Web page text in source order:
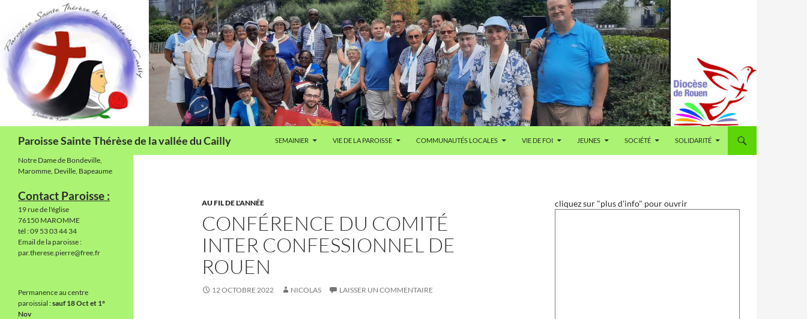
contenu
Paroisse Sainte Thérèse de la vallée du Cailly SEMAINIER VIE DE LA PAROISSE COMMUNAUTÉS LOCALES VIE DE FOI JEUNES SOCIÉTÉ SOLIDARITÉ
AU FIL DE L'ANNÉE
CONFÉRENCE DU COMITÉ
INTER CONFESSIONNEL DE
ROUEN
12 OCTOBRE 2022 NICOLAS LAISSER UN COMMENTAIRE
cliquez sur "plus d'info" pour ouvrir
Notre Dame de Bondeville,
Maromme, Deville, Bapeaume
Contact Paroisse :
19 rue de l'église
76150 MAROMME
tél : 09 53 03 44 34
Email de la paroisse :
par.therese.pierre@free.fr
Permanence au centre
paroissial :sauf 18 Oct et 1°
Nov